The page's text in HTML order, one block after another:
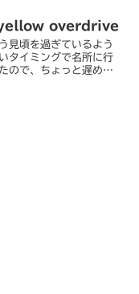
overdrive
見頃を過ぎているよう
タイミングで名所に行
ので、ちょっと遅めの